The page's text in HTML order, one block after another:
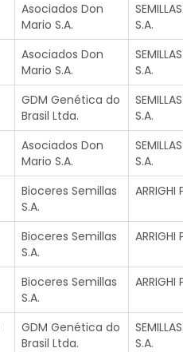
Asociados Don
Mario S.A.
S.A.
Asociados Don
Mario S.A.
S.A.
GDM Genética do
Brasil Ltda.
S.A.
Asociados Don
Mario S.A.
S.A.
Bioceres Semillas
S.A.
ARRIGHI
Bioceres Semillas
S.A.
ARRIGHI
Bioceres Semillas
S.A.
ARRIGHI
GDM Genética do
Brasil Ltda.
S.A.